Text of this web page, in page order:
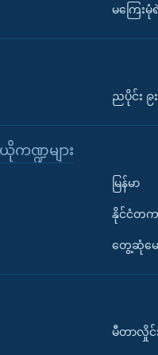
မကြေး
ညပိုင်း ၉
ဏ္ဍများ
မြန်မာ
နိုင်ငံတက
တွေ့ဆုံမေး
မီတာလှိုင်း